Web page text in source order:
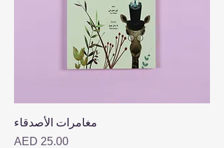
مغامرات الأصدقاء
Price
AED 25.00